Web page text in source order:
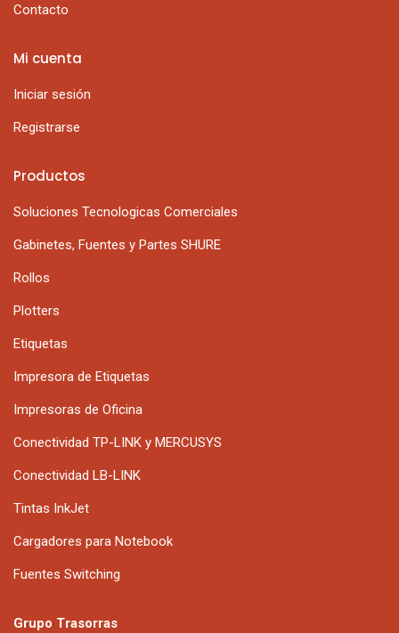
Grupo Trasorras
Contacto
Productos
Soluciones Tecnologicas Comerciales
Gabinetes, Fuentes y Partes SHURE
Rollos
Plotters
Etiquetas
Impresora de Etiquetas
Impresoras de Oficina
Conectividad TP-LINK y MERCUSYS
Conectividad LB-LINK
Tintas InkJet
Cargadores para Notebook
Fuentes Switching
Mi cuenta
Iniciar sesión
Registrarse